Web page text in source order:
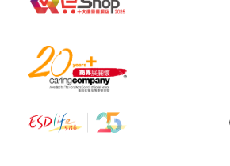
柏氏抹片檢查適合有性經驗女士
除外)
如有爭議，健康網購